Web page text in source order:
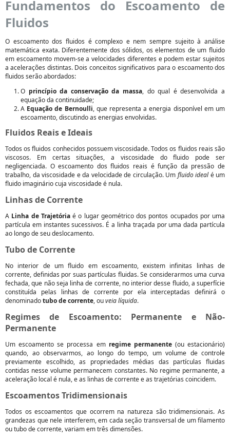
Fundamentos do Escoamento de
Fluidos
O escoamento dos fluidos é complexo e nem sempre sujeito à análise
matemática exata. Diferentemente dos sólidos, os elementos de um fluido
em escoamento movem-se a velocidades diferentes e podem estar sujeitos
a acelerações distintas. Dois conceitos significativos para o escoamento dos
fluidos serão abordados:
O princípio da conservação da massa, do qual é desenvolvida a
equação da continuidade;
A Equação de Bernoulli, que representa a energia disponível em um
escoamento, discutindo as energias envolvidas.
Fluidos Reais e Ideais
Todos os fluidos conhecidos possuem viscosidade. Todos os fluidos reais são
viscosos. Em certas situações, a viscosidade do fluido pode ser
negligenciada. O escoamento dos fluidos reais é função da pressão de
trabalho, da viscosidade e da velocidade de circulação. Um fluido idealé um
fluido imaginário cuja viscosidade é nula.
Linhas de Corrente
A Linha de Trajetóriaé o lugar geométrico dos pontos ocupados por uma
partícula em instantes sucessivos. É a linha traçada por uma dada partícula
ao longo de seu deslocamento.
Tubo de Corrente
No interior de um fluido em escoamento, existem infinitas linhas de
corrente, definidas por suas partículas fluidas. Se considerarmos uma curva
fechada, que não seja linha de corrente, no interior desse fluido, a superfície
constituída pelas linhas de corrente por ela interceptadas definirá o
denominadotubo de corrente, ouveia líquida.
Regimes de Escoamento: Permanente e Não-
Permanente
Um escoamento se processa em regime permanente(ou estacionário)
quando, ao observarmos, ao longo do tempo, um volume de controle
previamente escolhido, as propriedades médias das partículas fluidas
contidas nesse volume permanecem constantes. No regime permanente, a
aceleração local é nula, e as linhas de corrente e as trajetórias coincidem.
Escoamentos Tridimensionais
Todos os escoamentos que ocorrem na natureza são tridimensionais. As
grandezas que nele interferem, em cada seção transversal de um filamento
ou tubo de corrente, variam em três dimensões.